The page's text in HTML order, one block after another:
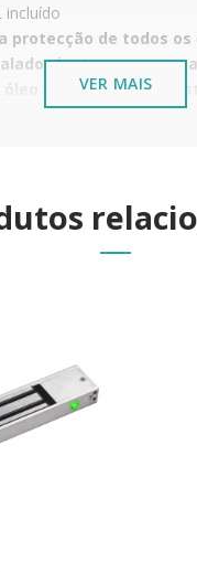
incluído
protecção de todos
junto ao mar ou
óleo de máquina de
VER MAIS